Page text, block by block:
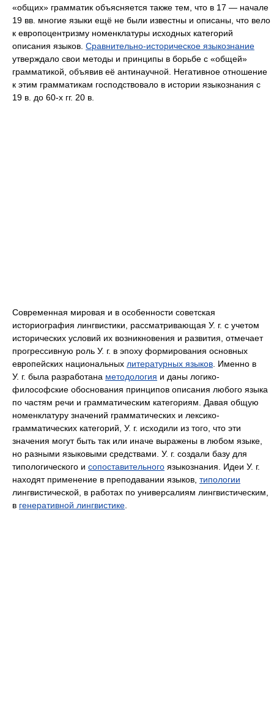
«общих» грамматик объясняется также тем, что в 17 — начале
19 вв. многие языки ещё не были известны и описаны, что вело
к европоцентризму номенклатуры исходных категорий
описания языков. Сравнительно-историческое языкознание
утверждало свои методы и принципы в борьбе с «общей»
грамматикой, объявив её антинаучной. Негативное отношение
к этим грамматикам господствовало в истории языкознания с
19 в. до 60‑х гг. 20 в.
Современная мировая и в особенности советская
историография лингвистики, рассматривающая У. г. с учетом
исторических условий их возникновения и развития, отмечает
прогрессивную роль У. г. в эпоху формирования основных
европейских национальных литературных языков . Именно в
У. г. была разработана методология и даны логико-
философские обоснования принципов описания любого языка
по частям речи и грамматическим категориям. Давая общую
номенклатуру значений грамматических и лексико-
грамматических категорий, У. г. исходили из того, что эти
значения могут быть так или иначе выражены в любом языке,
но разными языковыми средствами. У. г. создали базу для
типологического и сопоставительного языкознания. Идеи У. г.
находят применение в преподавании языков, типологии
лингвистической, в работах по универсалиям лингвистическим,
в генеративной лингвистике